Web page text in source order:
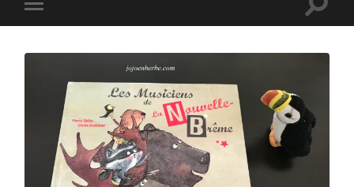
Toggle
mobile
Toggle